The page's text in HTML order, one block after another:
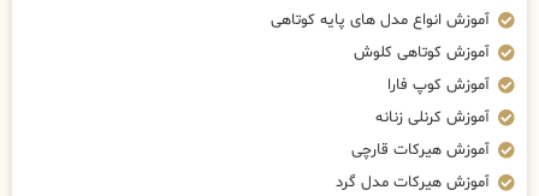
آموزش انواع مدل های پایه کوتاهی
آموزش کوتاهی کلوش
آموزش کوپ فارا
آموزش کرنلی زنانه
آموزش هیرکات قارچی
آموزش هیرکات مدل گرد